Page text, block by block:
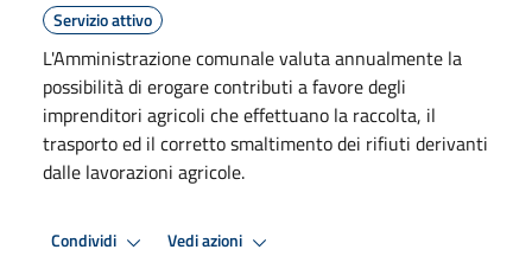
Servizio attivo
L'Amministrazione comunale valuta annualmente la
possibilità di erogare contributi a favore degli
imprenditori agricoli che effettuano la raccolta, il
trasporto ed il corretto smaltimento dei rifiuti derivanti
dalle lavorazioni agricole.
Condividi Vedi azioni